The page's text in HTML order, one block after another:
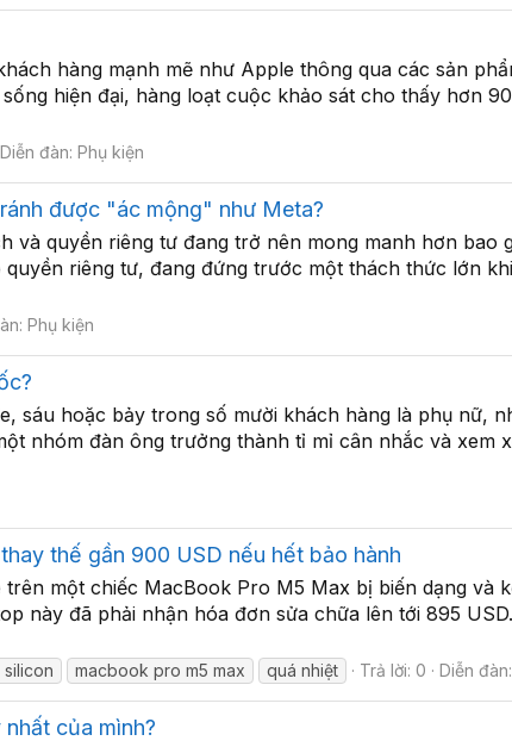
hàng mạnh mẽ như Apple thông qua các sản
hiện đại, hàng loạt cuộc khảo sát cho thấy hơn
Diễn đàn:Phụ kiện
được "ác mộng" như Meta?
và quyền riêng tư đang trở nên mong manh hơn bao
riêng tư, đang đứng trước một thách thức lớn
Phụ kiện
sáu hoặc bảy trong số mười khách hàng là phụ nữ,
nhóm đàn ông trưởng thành tỉ mỉ cân nhắc và xem
thế gần 900 USD nếu hết bảo hành
một chiếc MacBook Pro M5 Max bị biến dạng và
này đã phải nhận hóa đơn sửa chữa lên tới 895
silicon macbook pro m5 max quá nhiệt Trả lời: 0 Diễn
của mình?